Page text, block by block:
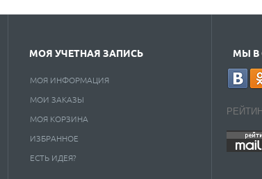
МОЯ УЧЕТНАЯ ЗАПИСЬ
МОЯ ИНФОРМАЦИЯ
МОИ ЗАКАЗЫ
МОЯ КОРЗИНА
ИЗБРАННОЕ
ЕСТЬ ИДЕЯ?
МЫ В